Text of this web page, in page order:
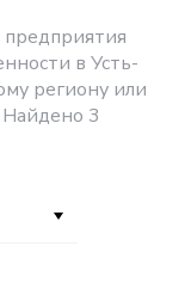
в Усть-
региону или
Найдено 3